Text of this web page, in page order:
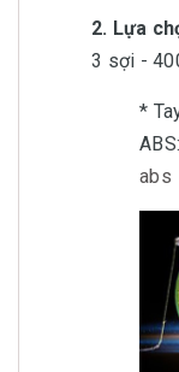
2. Lựa
3 sợi -
*
abs